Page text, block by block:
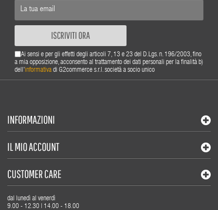
ISCRIVITI ORA
Ai sensi e per gli effetti degli articoli 7, 13 e 23 del D.Lgs. n. 196/2003, fino
a mia opposizione, acconsento al trattamento dei dati personali per la finalità b)
dell'informativa di G2commerce s.r.l. società a socio unico
INFORMAZIONI
IL MIO ACCOUNT
CUSTOMER CARE
dal lunedì al venerdì
9.00 - 12.30 | 14.00 - 18.00